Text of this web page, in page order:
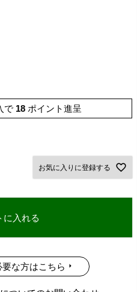
で 18 ポイント進呈
お気に入りに登録する
に入れる
な方はこちら